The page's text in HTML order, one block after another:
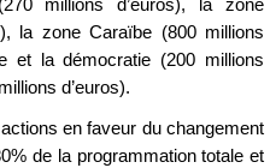
la zone Caraïbe (800 millions
et la démocratie (200 millions
d’euros).
en faveur du changement
de la programmation totale et